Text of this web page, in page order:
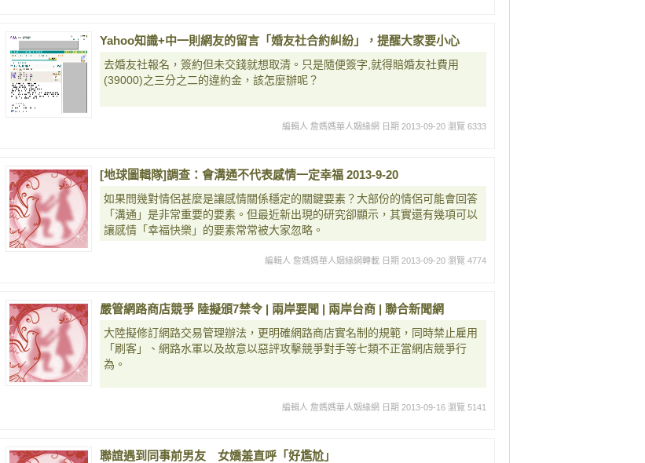
Yahoo知識+中一則網友的留言「婚友社合約糾紛」，提醒大家要小心
去婚友社報名，簽約但未交錢就想取清。只是隨便簽字,就得賠婚友社費用
(39000)之三分之二的違約金，該怎麼辦呢？
編輯人 詹媽媽華人姻緣網 日期 2013-09-20 瀏覽 6333
[地球圖輯隊]調查：會溝通不代表感情一定幸福 2013-9-20
如果問幾對情侶甚麼是讓感情關係穩定的關鍵要素？大部份的情侶可能會回答
「溝通」是非常重要的要素。但最近新出現的研究卻顯示，其實還有幾項可以
讓感情「幸福快樂」的要素常常被大家忽略。
編輯人 詹媽媽華人姻緣網轉載 日期 2013-09-20 瀏覽 4774
嚴管網路商店競爭 陸擬頒7禁令 | 兩岸要聞 | 兩岸台商 | 聯合新聞網
大陸擬修訂網路交易管理辦法，更明確網路商店實名制的規範，同時禁止雇用
「刷客」、網路水軍以及故意以惡評攻擊競爭對手等七類不正當網店競爭行
為。
編輯人 詹媽媽華人姻緣網 日期 2013-09-16 瀏覽 5141
聯誼遇到同事前男友 女嬌羞直呼「好尷尬」